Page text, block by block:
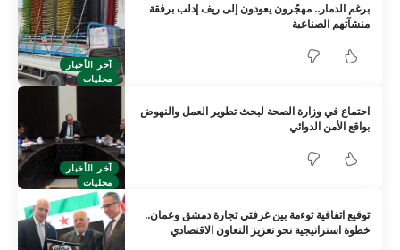
آخر الأخبار
محليات
برغم الدمار.. مهجّرون يعودون إلى ريف إدلب برفقة
منشآتهم الصناعية
آخر الأخبار
محليات
احتماع في وزارة الصحة لبحث تطوير العمل والنهوض
بواقع الأمن الدوائي
توقيع اتفاقية توءمة بين غرفتي تجارة دمشق وعمان..
خطوة استراتيجية نحو تعزيز التعاون الاقتصادي